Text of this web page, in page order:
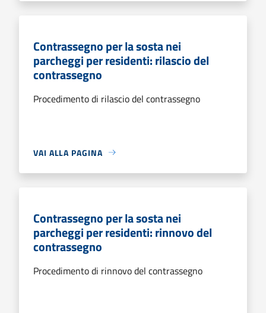
Contrassegno per la sosta nei
parcheggi per residenti: rilascio del
contrassegno
Procedimento di rilascio del contrassegno
VAI ALLA PAGINA
Contrassegno per la sosta nei
parcheggi per residenti: rinnovo del
contrassegno
Procedimento di rinnovo del contrassegno